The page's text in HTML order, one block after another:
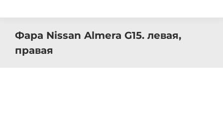
Фара Nissan Almera G15. левая,
правая